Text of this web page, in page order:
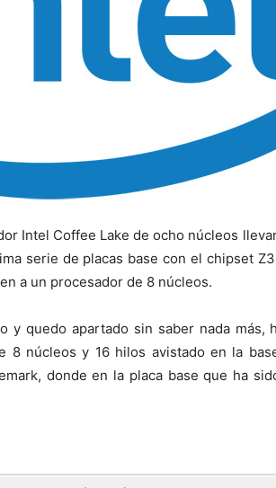
Intel Coffee Lake de ocho núcleos
serie de placas base con el chipset
a un procesador de 8 núcleos.
y quedo apartado sin saber nada más,
8 núcleos y 16 hilos avistado en la
donde en la placa base que ha